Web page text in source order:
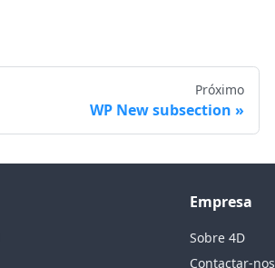
Próximo
WP New subsection
Empresa
Sobre 4D
Contactar-nos